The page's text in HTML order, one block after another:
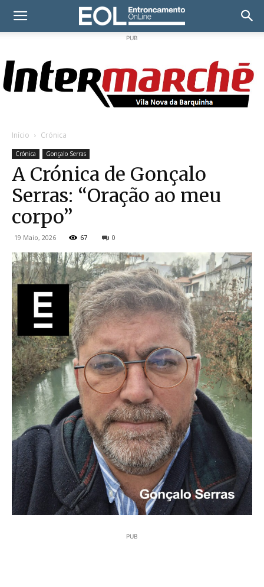
PUB
Início Crónica
Crónica Gonçalo Serras
A Crónica de Gonçalo
Serras: “Oração ao meu
corpo”
19 Maio, 2026 67 0
PUB